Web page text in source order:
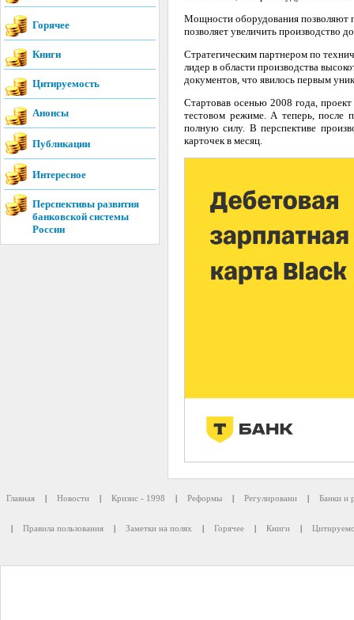
Горячее
Книги
Цитируемость
Анонсы
Публикации
Интересное
Перспективы развития
банковской системы
России
Мощности оборудования позволяют
позволяет увеличить производство
Стратегическим партнером по
лидер в области производства
документов, что явилось первым
Стартовав осенью 2008 года,
тестовом режиме. А теперь, после
полную силу. В перспективе
карточек в месяц.
Главная | Новости | Кризис - 1998 | Реформы | Регулировани | Банки и
| Правила пользования | Заметки на полях | Горячее | Книги |